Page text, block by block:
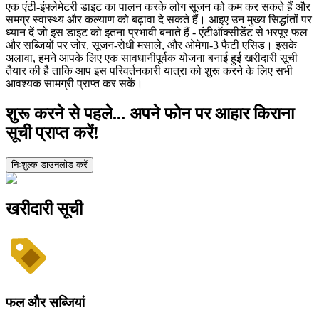
एक एंटी-इंफ्लेमेटरी डाइट का पालन करके लोग सूजन को कम कर सकते हैं और
समग्र स्वास्थ्य और कल्याण को बढ़ावा दे सकते हैं। आइए उन मुख्य सिद्धांतों पर
ध्यान दें जो इस डाइट को इतना प्रभावी बनाते हैं - एंटीऑक्सीडेंट से भरपूर फल
और सब्जियों पर जोर, सूजन-रोधी मसाले, और ओमेगा-3 फैटी एसिड। इसके
अलावा, हमने आपके लिए एक सावधानीपूर्वक योजना बनाई हुई खरीदारी सूची
तैयार की है ताकि आप इस परिवर्तनकारी यात्रा को शुरू करने के लिए सभी
आवश्यक सामग्री प्राप्त कर सकें।
शुरू करने से पहले... अपने फोन पर आहार किराना
सूची प्राप्त करें!
निःशुल्क डाउनलोड करें
खरीदारी सूची
फल और सब्जियां